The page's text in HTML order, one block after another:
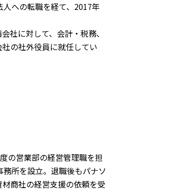
への転職を経て、2017年
社に対して、会計・税務、
の社外役員に就任してい
の営業部の経営管理職を担
所を設立。退職後もパナソ
商社の経営支援の依頼を受